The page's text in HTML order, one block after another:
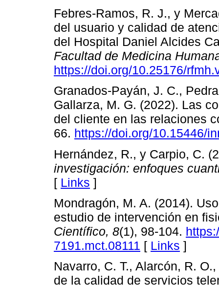
Febres-Ramos, R. J., y
del usuario y calidad de
del Hospital Daniel Alcides
Facultad de Medicina
https://doi.org/10.25176/
Granados-Payán, J. C.,
Gallarza, M. G. (2022). Las
del cliente en las relaciones
66. https://doi.org/10.15446/
Hernández, R., y Carpio, C.
investigación: enfoques
[ Links ]
Mondragón, M. A. (2014).
estudio de intervención en
Científico, 8(1), 98-104.
7191.mct.08111 [ Links ]
Navarro, C. T., Alarcón, R.
de la calidad de servicios